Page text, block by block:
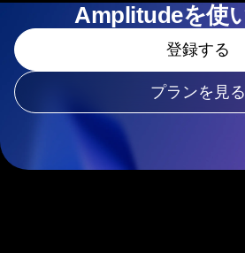
Amplitudeを使
登録する
プランを見る